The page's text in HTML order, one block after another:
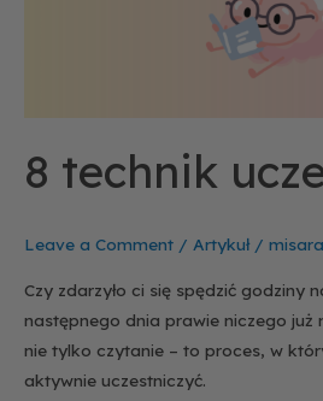
8 technik
Leave a Comment / Artykuł/
Czy zdarzyło ci się spędzić godziny
następnego dnia prawie niczego już
nie tylko czytanie – to proces, w
aktywnie uczestniczyć.